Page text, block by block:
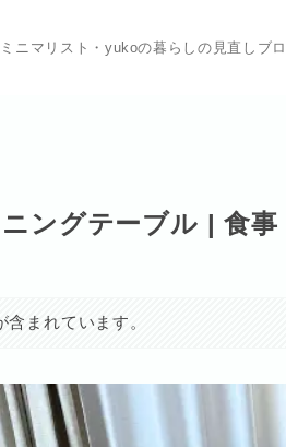
ニマリスト・yukoの暮らしの見直しブ
ングテーブル | 食
まれています。